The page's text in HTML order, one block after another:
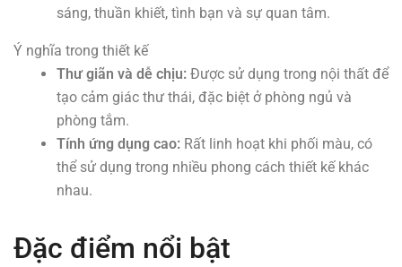
sáng, thuần khiết, tình bạn và sự quan tâm.
Ý nghĩa trong thiết kế
Thư giãn và dễ chịu: Được sử dụng trong nội thất để
tạo cảm giác thư thái, đặc biệt ở phòng ngủ và
phòng tắm.
Tính ứng dụng cao: Rất linh hoạt khi phối màu, có
thể sử dụng trong nhiều phong cách thiết kế khác
nhau.
Đặc điểm nổi bật